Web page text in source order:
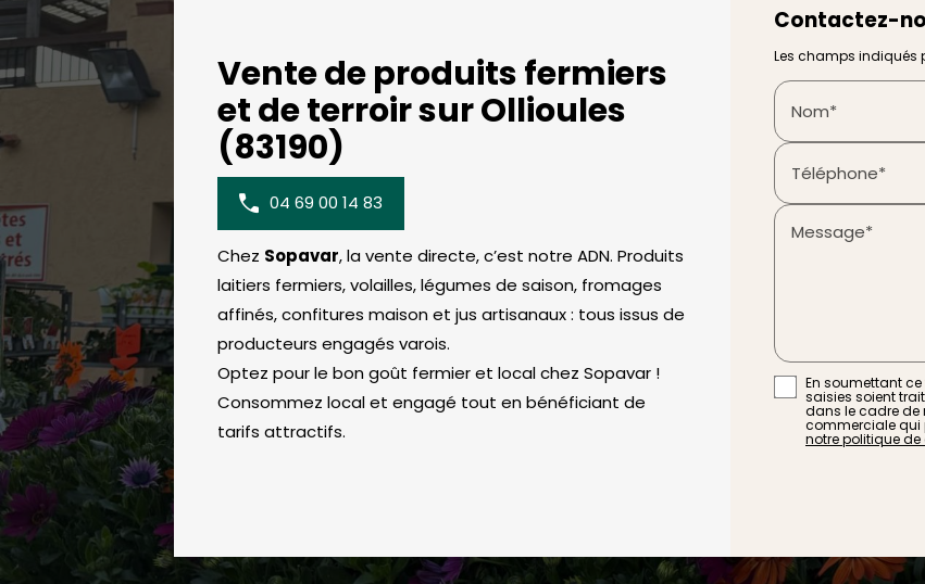
Vente de produits fermiers
et de terroir sur Ollioules
(83190)
04 69 00 14 83
Chez Sopavar, la vente directe, c’est notre ADN. Produits
laitiers fermiers, volailles, légumes de saison, fromages
affinés, confitures maison et jus artisanaux : tous issus de
producteurs engagés varois.
Optez pour le bon goût fermier et local chez Sopavar !
Consommez local et engagé tout en bénéficiant de
tarifs attractifs.
Contactez-
Les champs indiqués
Nom*
Téléphone*
Message*
En soumettant
saisies soient
dans le cadre de
commerciale qui
notre politique